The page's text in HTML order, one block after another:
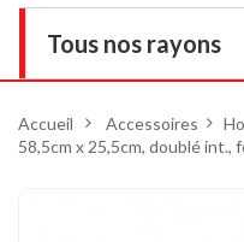
Tous nos rayons
DVD
navigation
Accueil > Accessoires >
58,5cm x 25,5cm, doublé int.,